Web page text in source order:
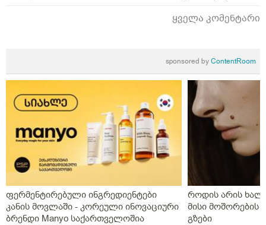
ყველა კომენტარი
sponsored byContentRoom
ფერმენტირებული ინგრედიენტები
კანის მოვლაში - კორეული ინოვაციური
ბრენდი Manyo საქართველოშია
როდის არის
მისი მოშორების
გზები